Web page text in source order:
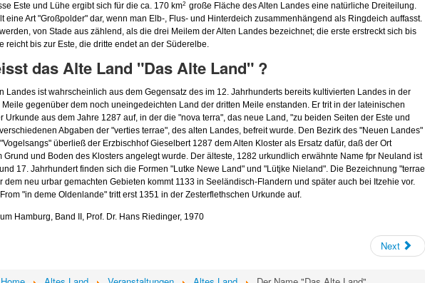
Este und Lühe ergibt sich für die ca. 170 km2 große Fläche des Alten Landes eine natürliche Dreiteilung.
eine Art "Großpolder" dar, wenn man Elb-, Flus- und Hinterdeich zusammenhängend als Ringdeich auffasst.
von Stade aus zählend, als die drei Meilem der Alten Landes bezeichnet; die erste erstreckt sich bis
reicht bis zur Este, die dritte endet an der Süderelbe.
das Alte Land "Das Alte Land" ?
Landes ist wahrscheinlich aus dem Gegensatz des im 12. Jahrhunderts bereits kultivierten Landes in der
gegenüber dem noch uneingedeichten Land der dritten Meile enstanden. Er tritin der lateinischen
Urkunde aus dem Jahre 1287 auf, in der die "nova terra", das neue Land, "zu beiden Seiten der Este und
Abgaben der "verties terrae", des alten Landes, befreit wurde. Den Bezirk des "Neuen Landes"
Vogelsangs" überließ der Erzbischhof Gieselbert1287 dem Alten Kloster als Ersatz dafür, daß der Ort
Grund und Boden des Klosters angelegt wurde. Der älteste, 1282 urkundlich erwähnte Name fpr Neuland ist
17. Jahrhundert finden sich die Formen "Lutke Newe Land" und "Lütjke Nieland". Die Bezeichnung "terrae
dem neu urbar gemachten Gebieten kommt 1133 in Seeländisch-Flandern und später auch bei Itzehie vor.
From "in deme Oldenlande" tritt erst 1351 in der Zesterflethschen Urkunde auf.
Hamburg, Band II, Prof. Dr. Hans Riedinger, 1970
Next